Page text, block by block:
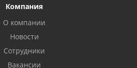
Компания
О компании
Новости
Сотрудники
Вакансии